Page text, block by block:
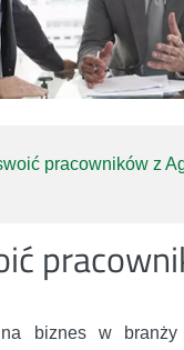
pracowników z
biznes w branży